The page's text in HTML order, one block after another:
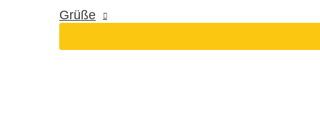
Grüße